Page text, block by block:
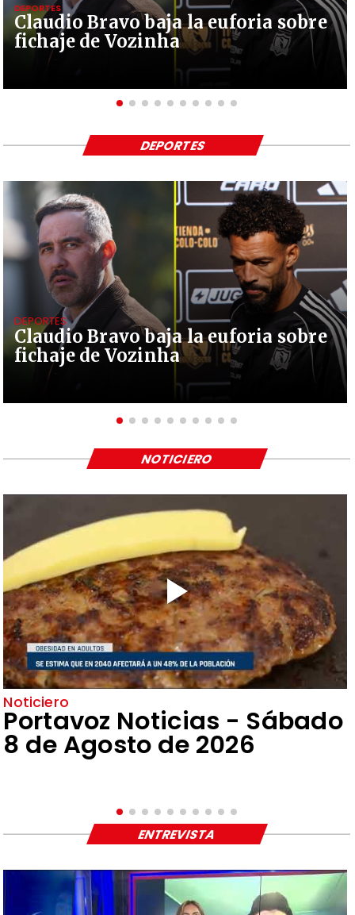
Claudio Bravo baja la euforia sobre
fichaje de Vozinha
DEPORTES
Claudio Bravo baja la euforia sobre
fichaje de Vozinha
DEPORTES
DEPORTES
Noticiero
Portavoz Noticias - Sábado
8 de Agosto de 2026
NOTICIERO
ENTREVISTA